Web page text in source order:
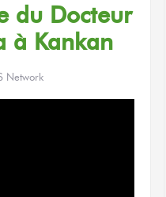
du Docteur
à Kankan
Network